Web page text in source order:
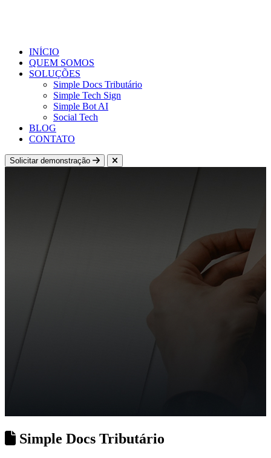
INÍCIO
QUEM SOMOS
SOLUÇÕES
Simple Docs Tributário
Simple Tech Sign
Simple Bot AI
Social Tech
BLOG
CONTATO
Solicitar demonstração
Simple Docs Tributário